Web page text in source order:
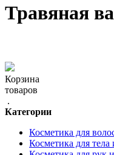
Травяная
Корзина
товаров
.
Категории
Косметика для
Косметика для тела